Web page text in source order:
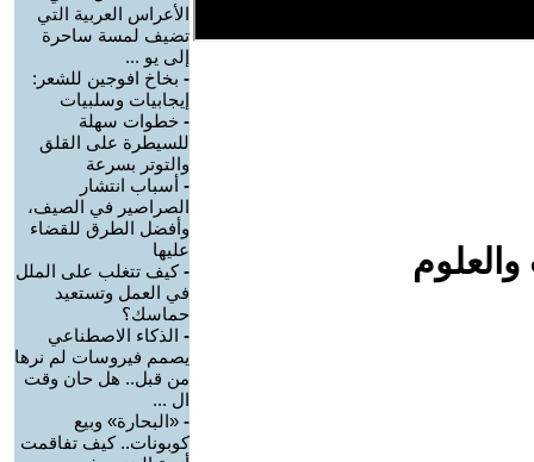
الأعراس العربية التي
تضيف لمسة ساحرة
إلى يو ...
- بخاخ افوجين للشعر:
إيجابيات وسلبيات
- خطوات سهلة
للسيطرة على القلق
والتوتر بسرعة
- أسباب انتشار
الصراصير في الصيف،
وأفضل الطرق للقضاء
عليها
-كيف تتغلب على الملل
في العمل وتستعيد
حماسك؟
- الذكاء الاصطناعي
يصمم فيروسات لم نرها
من قبل.. هل حان وقت
ال ...
- «البحارة» وبيع
كوبونات.. كيف تفاقمت